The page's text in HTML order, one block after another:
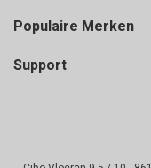
Populaire Merken
Support